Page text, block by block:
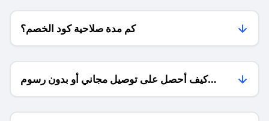
كم مدة صلاحية كود الخصم؟
كيف أحصل على توصيل مجاني أو بدون رسوم
الشحن ؟